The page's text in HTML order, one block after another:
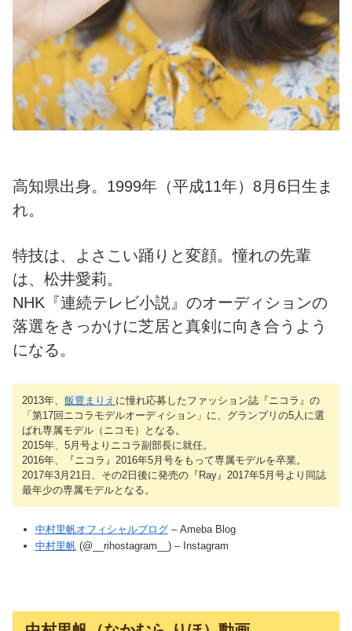
高知県出身。1999年（平成11年）8月6日生ま
れ。
特技は、よさこい踊りと変顔。憧れの先輩
は、松井愛莉。
NHK『連続テレビ小説』のオーディションの
落選をきっかけに芝居と真剣に向き合うよう
になる。
2013年、 飯豊まりえ に憧れ応募したファッション誌『ニコラ』の
「第17回ニコラモデルオーディション」に、グランプリの5人に選
ばれ専属モデル（ニコモ）となる。
2015年、5月号よりニコラ副部長に就任。
2016年、『ニコラ』2016年5月号をもって専属モデルを卒業。
2017年3月21日、その2日後に発売の『Ray』2017年5月号より同誌
最年少の専属モデルとなる。
中村里帆オフィシャルブログ– Ameba Blog
中村里帆(@__rihostagram__) – Instagram